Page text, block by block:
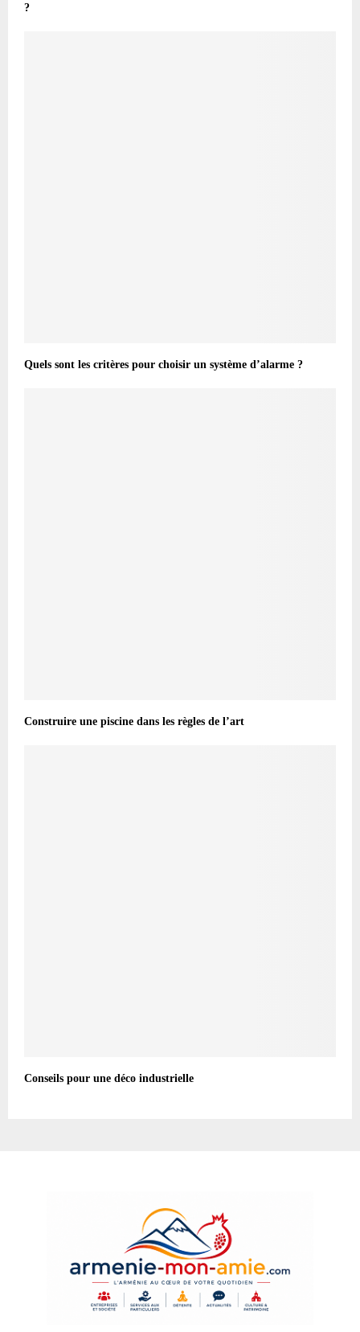
?
Quels sont les critères pour choisir un système d’alarme ?
Construire une piscine dans les règles de l’art
Conseils pour une déco industrielle